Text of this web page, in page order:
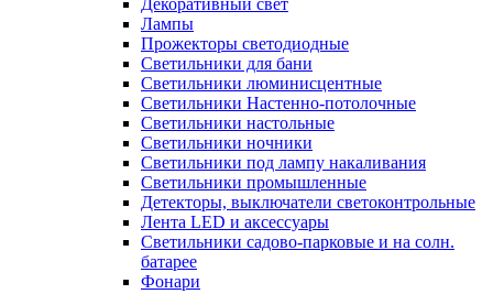
Декоративный свет
Лампы
Прожекторы светодиодные
Светильники для бани
Светильники люминисцентные
Светильники Настенно-потолочные
Светильники настольные
Светильники ночники
Светильники под лампу накаливания
Светильники промышленные
Детекторы, выключатели светоконтрольные
Лента LED и аксессуары
Светильники садово-парковые и на солн.
батарее
Фонари